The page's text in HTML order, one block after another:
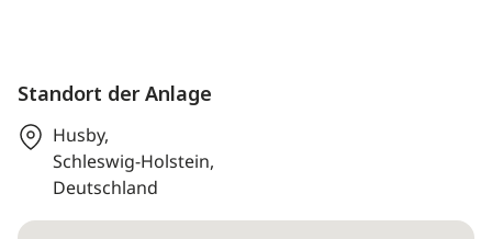
Standort der Anlage
Husby,
Schleswig-Holstein,
Deutschland